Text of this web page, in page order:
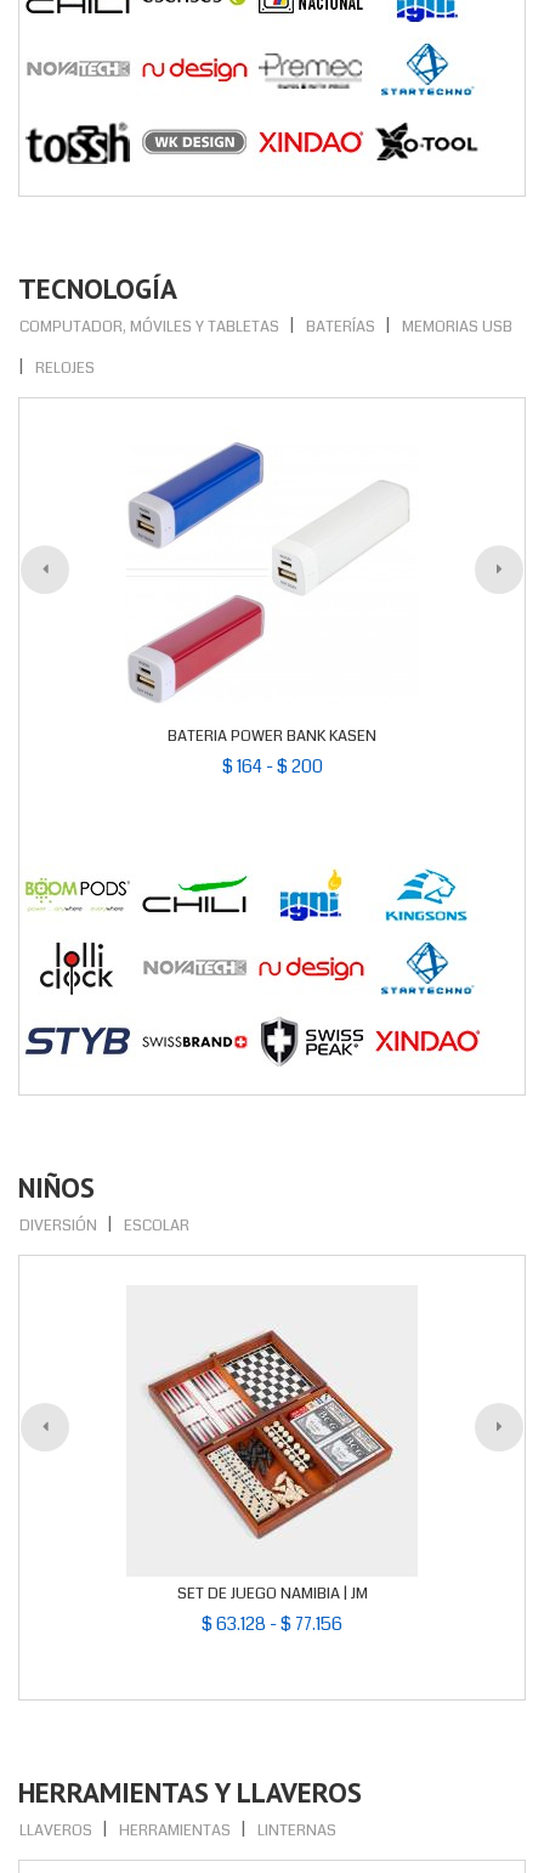
TECNOLOGÍA
COMPUTADOR, MÓVILES Y TABLETAS BATERÍAS
MEMORIAS USB
RELOJES
BATERIA POWER BANK KASEN
$ 164 - $ 200
NIÑOS
DIVERSIÓN ESCOLAR
SET DE JUEGO NAMIBIA | JM
$ 63.128 - $ 77.156
HERRAMIENTAS Y LLAVEROS
LLAVEROS HERRAMIENTAS LINTERNAS